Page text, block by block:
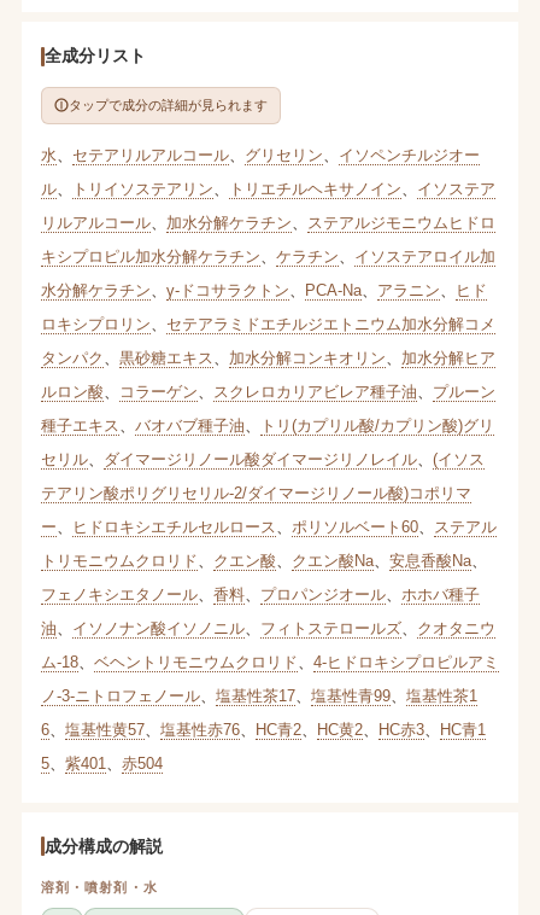
全成分リスト
タップで成分の詳細が見られます
水 セテアリルアルコール、 グリセリン
イソペンチルジオー
ル、 トリイソステアリン トリエチルヘキサノイン
イソステア
リルアルコール、 加水分解ケラチン
ステアルジモニウムヒドロ
キシプロピル加水分解ケラチン
ケラチン
イソステアロイル加
水分解ケラチン
γ-ドコサラクトン PCA-Na、 アラニン
ヒド
ロキシプロリン
セテアラミドエチルジエトニウム加水分解コメ
タンパク
黒砂糖エキス 加水分解コンキオリン
加水分解ヒア
ルロン酸
コラーゲン スクレロカリアビレア種子油
プルーン
種子エキス
バオバブ種子油
トリ(カプリル酸/カプリン酸)グリ
セリル、 ダイマージリノール酸ダイマージリノレイル、 (イソス
テアリン酸ポリグリセリル-2/ダイマージリノール酸)コポリマ
ー
ヒドロキシエチルセルロース ポリソルベート60、
ステアル
トリモニウムクロリド
クエン酸 クエン酸Na、 安息香酸Na、
フェノキシエタノール、 香料、 プロパンジオール、 ホホバ種子
油
イソノナン酸イソノニル、 フィトステロールズ、 クオタニウ
ム-18、 ベヘントリモニウムクロリド
4-ヒドロキシプロピルアミ
ノ-3-ニトロフェノール、 塩基性茶17、 塩基性青99、 塩基性茶1
6、 塩基性黄57、 塩基性赤76、 HC青2、 HC黄2、 HC赤3、 HC青1
5、 紫401 赤504
成分構成の解説
溶剤・噴射剤・水